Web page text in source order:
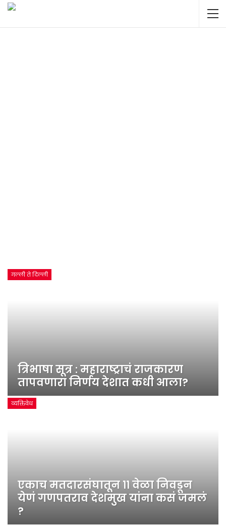
गल्ली ते दिल्ली
त्रिभाषा सूत्र : महाराष्ट्राचं राजकारण
तापवणारा निर्णय देशात कधी आला?
व्यक्तिवेध
एकाच मतदारसंघातून ११ वेळा निवडून
येणं गणपतराव देशमुख यांना कसं जमलं
?